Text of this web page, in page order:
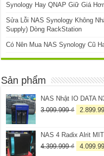
Synology Hay QNAP Giữ Giá
Sửa Lỗi NAS Synology Không
Supply) Dòng RackStation
Có Nên Mua NAS Synology Cũ
Sản phẩm
NAS Nhật IO DATA
3.099.999₫
Giá
NAS 4 Radix Alrit
4.399.999₫
Giá